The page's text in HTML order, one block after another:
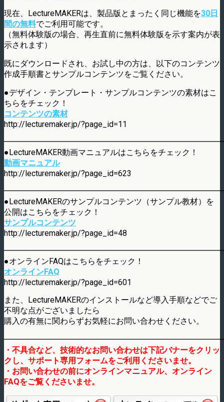
現在、LectureMAKERは、製品版とまったく同じ機能を30日
間の無料でご利用可能です。
（無料体験版の場合、再生直前に無料体験版を示す案内が表
示されます）
既にダウンロードされ、お試し中の方は、以下のコンテンツ
作成手順書とサンプルコンテンツをご覧ください。
●デザイン・テンプレート・サンプルコンテンツの素材はこ
ちらをチェック！
コンテンツの素材
http://lecturemaker.jp/?page_id=11
●LectureMAKER動画マニュアルはこちらをチェック！
動画マニュアル
http://lecturemaker.jp/?page_id=623
●LectureMAKERのサンプルコンテンツ（サンプル教材）を
公開はこちらをチェック！
サンプルコンテンツ
http://lecturemaker.jp/?page_id=48
●オンラインFAQはこちらをチェック！
オンラインFAQ
http://lecturemaker.jp/?page_id=601
また、LectureMAKERのインストールなど導入手順などでご
不明な点がございましたら
購入の有無に関わらずお気軽にお問い合わせください。
・不具合など、技術的なお問い合わせは下記バナーをクリッ
クし、 サポート専用フォームをご利用くださいませ。
・お問い合わせの前にオンラインマニュアル、オンライン
FAQをご覧くださいませ。